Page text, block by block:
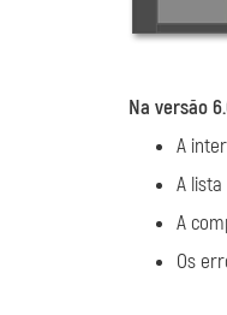
Na versão
A
A
A
Os